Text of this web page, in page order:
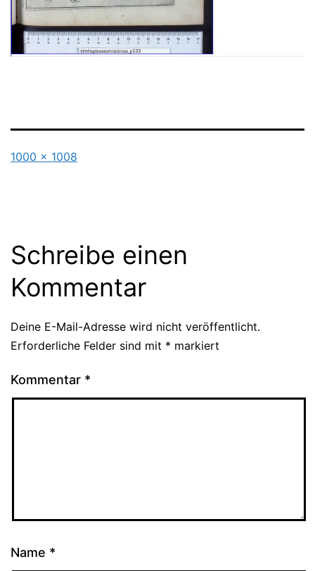
Originalgröße
1000 × 1008
Schreibe einen
Kommentar
Deine E-Mail-Adresse wird nicht veröffentlicht.
Erforderliche Felder sind mit * markiert
Kommentar *
Name *